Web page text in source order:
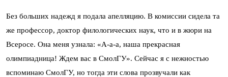
Без больших надежд я подала апелляцию. В комиссии сидела та
же профессор, доктор филологических наук, что и в жюри на
Всеросе. Она меня узнала: «А-а-а, наша прекрасная
олимпиадница! Ждем вас в СмолГУ». Сейчас я с нежностью
вспоминаю СмолГУ, но тогда эти слова прозвучали как